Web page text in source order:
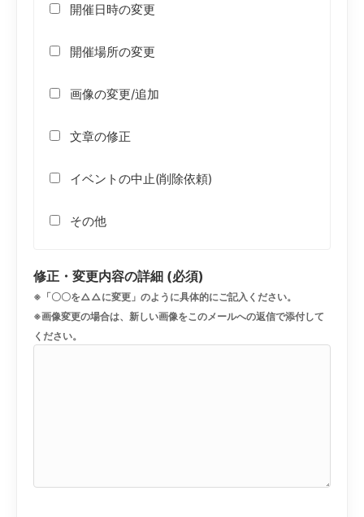
開催日時の変更
開催場所の変更
画像の変更/追加
文章の修正
イベントの中止(削除依頼)
その他
修正・変更内容の詳細 (必須)
※「〇〇を△△に変更」のように具体的にご記入ください。
※画像変更の場合は、新しい画像をこのメールへの返信で添付して
ください。